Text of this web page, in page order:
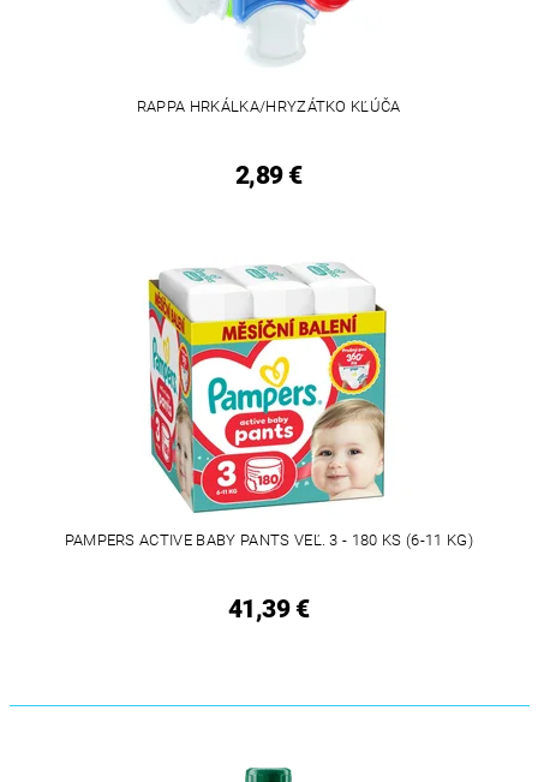
RAPPA HRKÁLKA/HRYZÁTKO KĽÚČA
2,89 €
PAMPERS ACTIVE BABY PANTS VEĽ. 3 - 180 KS (6-11 KG)
41,39 €